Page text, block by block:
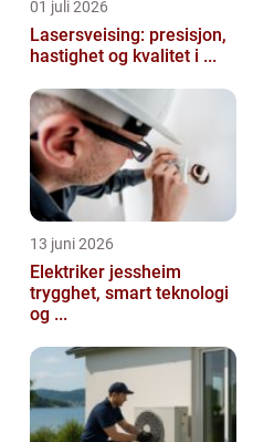
01 juli 2026
Lasersveising: presisjon,
hastighet og kvalitet i ...
13 juni 2026
Elektriker jessheim
trygghet, smart teknologi
og ...